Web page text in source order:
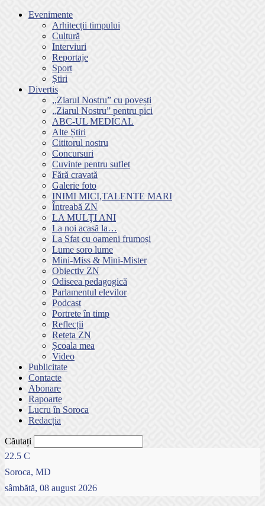
Evenimente
Arhitecții timpului
Cultură
Interviuri
Reportaje
Sport
Știri
Divertis
,,Ziarul Nostru” cu povești
„Ziarul Nostru” pentru pici
ABC-UL MEDICAL
Alte Știri
Cititorul nostru
Concursuri
Cuvinte pentru suflet
Fără cravată
Galerie foto
INIMI MICI,TALENTE MARI
Întreabă ZN
LA MULŢI ANI
La noi acasă la…
La Sfat cu oameni frumoși
Lume soro lume
Mini-Miss & Mini-Mister
Obiectiv ZN
Odiseea pedagogică
Parlamentul elevilor
Podcast
Portrete în timp
Reflecții
Reteta ZN
Școala mea
Video
Publicitate
Contacte
Abonare
Rapoarte
Lucru în Soroca
Redacția
Căutați
22.5 C
Soroca, MD
sâmbătă, 08 august 2026